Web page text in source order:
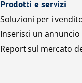
Prodotti e servizi
Soluzioni per i
Inserisci un annuncio
Report sul mercato